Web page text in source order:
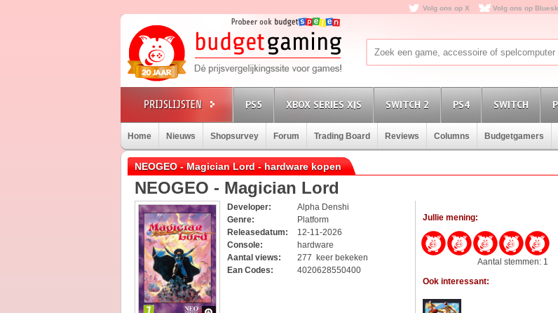
Volg ons op X Volg ons op
PS5 XBOX SERIES X|S SWITCH 2 PS4 SWITCH
Home Nieuws Shopsurvey Forum Trading Board Reviews Columns Budgetgamers
NEOGEO - Magician Lord - hardware kopen
NEOGEO - Magician Lord
Developer:
Alpha Denshi
Genre:
Platform
Releasedatum:
12-11-2026
Console:
hardware
Aantal views:
277 keer bekeken
Ean Codes:
4020628550400
Jullie mening:
Aantal stemmen: 1
Ook interessant: